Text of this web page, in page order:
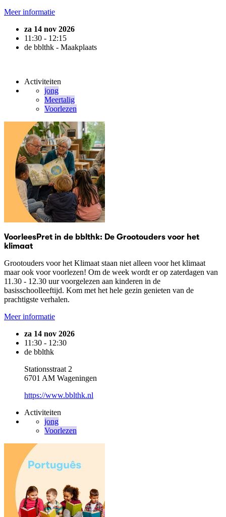
Meer informatie
za 14 nov 2026
11:30 - 12:15
de bblthk - Maakplaats
Activiteiten
jong
Meertalig
Voorlezen
VoorleesPret in de bblthk: De Grootouders voor het
klimaat
Grootouders voor het Klimaat staan niet alleen voor het klimaat
maar ook voor voorlezen! Om de week wordt er op zaterdagen van
11.30 - 12.30 uur voorgelezen aan kinderen in de
basisschoolleeftijd. Kom met het hele gezin genieten van de
prachtigste verhalen.
Meer informatie
za 14 nov 2026
11:30 - 12:30
de bblthk
Stationsstraat 2
6701 AM Wageningen
https://www.bblthk.nl
Activiteiten
jong
Voorlezen